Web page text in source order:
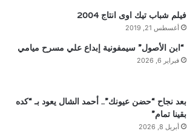
فيلم شباب تيك اوى انتاج 2004
أغسطس 21, 2019
“ابن الأصول” سيمفونية إبداع علي مسرح ميامي
فبراير 6, 2026
بعد نجاح “حضن عيونك”.. أحمد الشال يعود بـ “كده
بقينا تمام”
أبريل 8, 2026